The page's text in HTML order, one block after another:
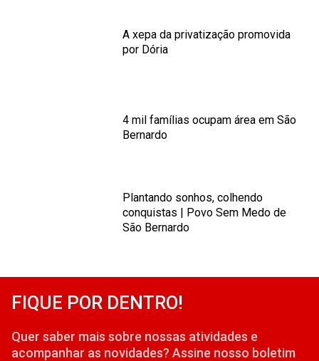
A xepa da privatização promovida
por Dória
4 mil famílias ocupam área em São
Bernardo
Plantando sonhos, colhendo
conquistas | Povo Sem Medo de
São Bernardo
FIQUE POR DENTRO!
Quer saber mais sobre nossas atividades e
acompanhar as novidades? Assine nosso boletim